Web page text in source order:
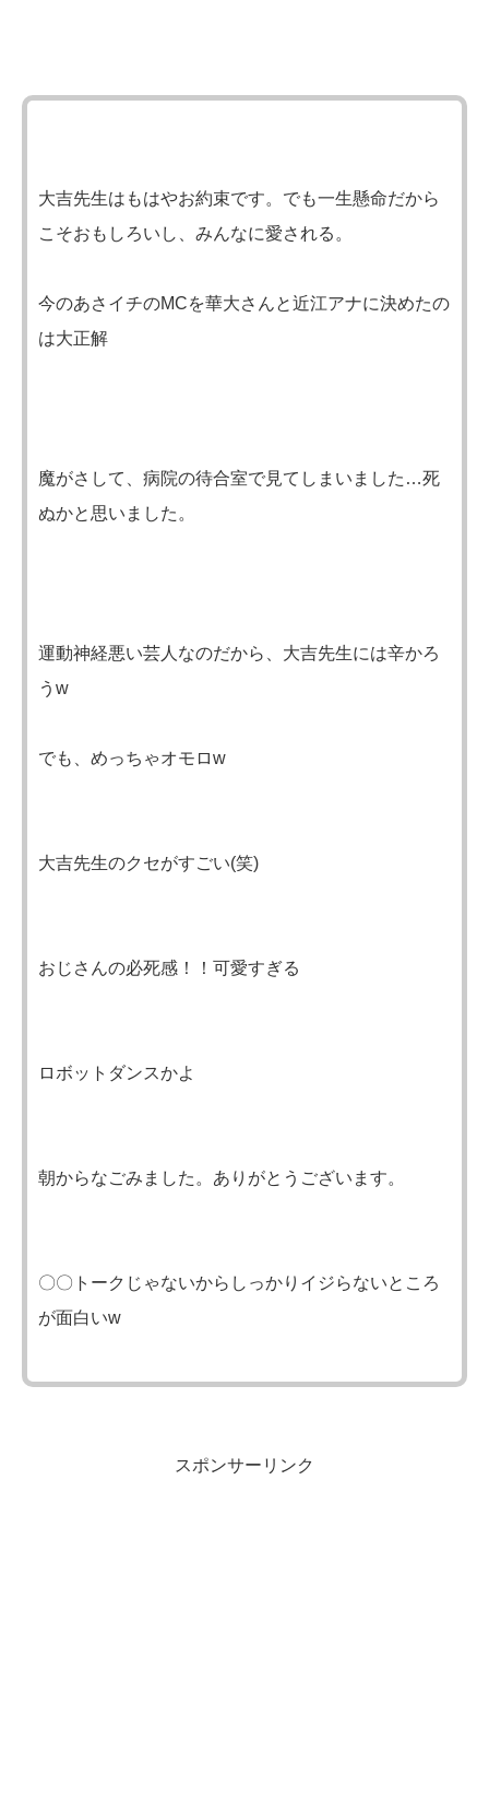
大吉先生はもはやお約束です。でも一生懸命だから
こそおもしろいし、みんなに愛される。
今のあさイチのMCを華大さんと近江アナに決めたの
は大正解
魔がさして、病院の待合室で見てしまいました…死
ぬかと思いました。
運動神経悪い芸人なのだから、大吉先生には辛かろ
うw
でも、めっちゃオモロw
大吉先生のクセがすごい(笑)
おじさんの必死感！！可愛すぎる
ロボットダンスかよ
朝からなごみました。ありがとうございます。
〇〇トークじゃないからしっかりイジらないところ
が面白いw
スポンサーリンク